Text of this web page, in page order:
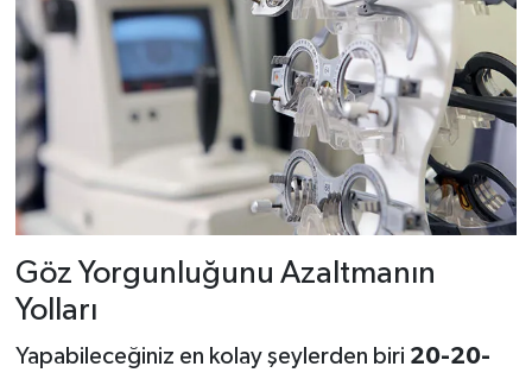
Göz Yorgunluğunu Azaltmanın
Yolları
Yapabileceğiniz en kolay şeylerden biri 20-20-